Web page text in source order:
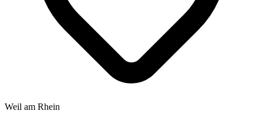
Weil am Rhein